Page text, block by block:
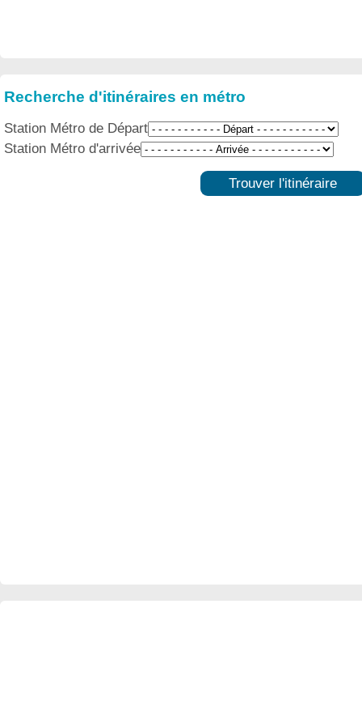
Recherche d'itinéraires en métro
Station Métro de Départ
Station Métro d'arrivée